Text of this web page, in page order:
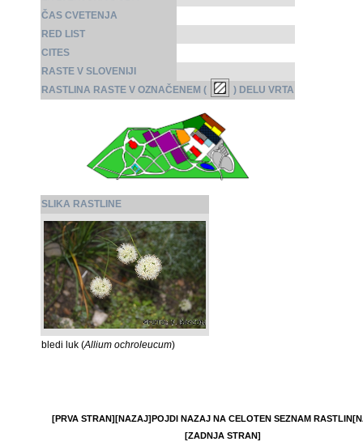
ČAS CVETENJA
RED LIST
CITES
RASTE V SLOVENIJI
RASTLINA RASTE V OZNAČENEM (
) DELU VRTA
SLIKA RASTLINE
bledi luk (Allium ochroleucum)
[PRVA STRAN][NAZAJ]POJDI NAZAJ NA CELOTEN SEZNAM RASTLIN
[ZADNJA STRAN]